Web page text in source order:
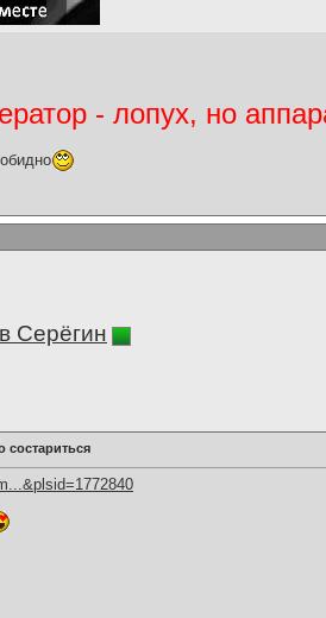
- лопух, но
Серёгин
состариться